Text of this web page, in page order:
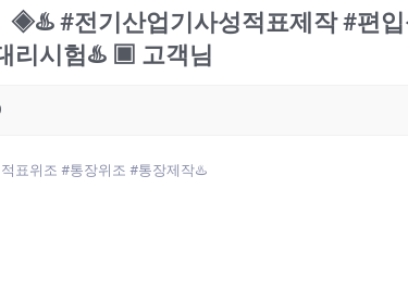
#전기산업기사성적표제작 #편입
리시험♨️ ▣ 고객님
표위조 #통장위조 #통장제작♨️